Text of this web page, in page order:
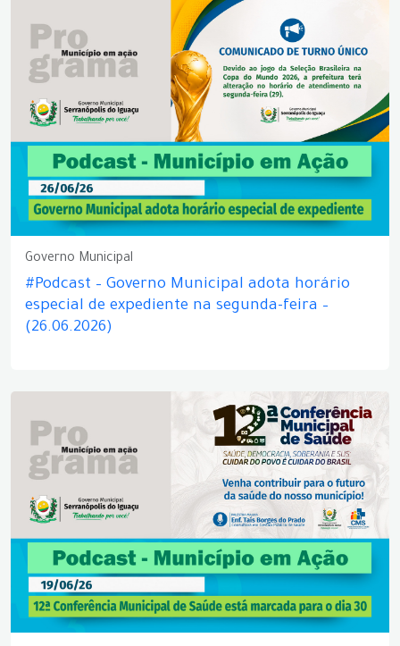
Governo Municipal
#Podcast – Governo Municipal adota horário
especial de expediente na segunda-feira –
(26.06.2026)